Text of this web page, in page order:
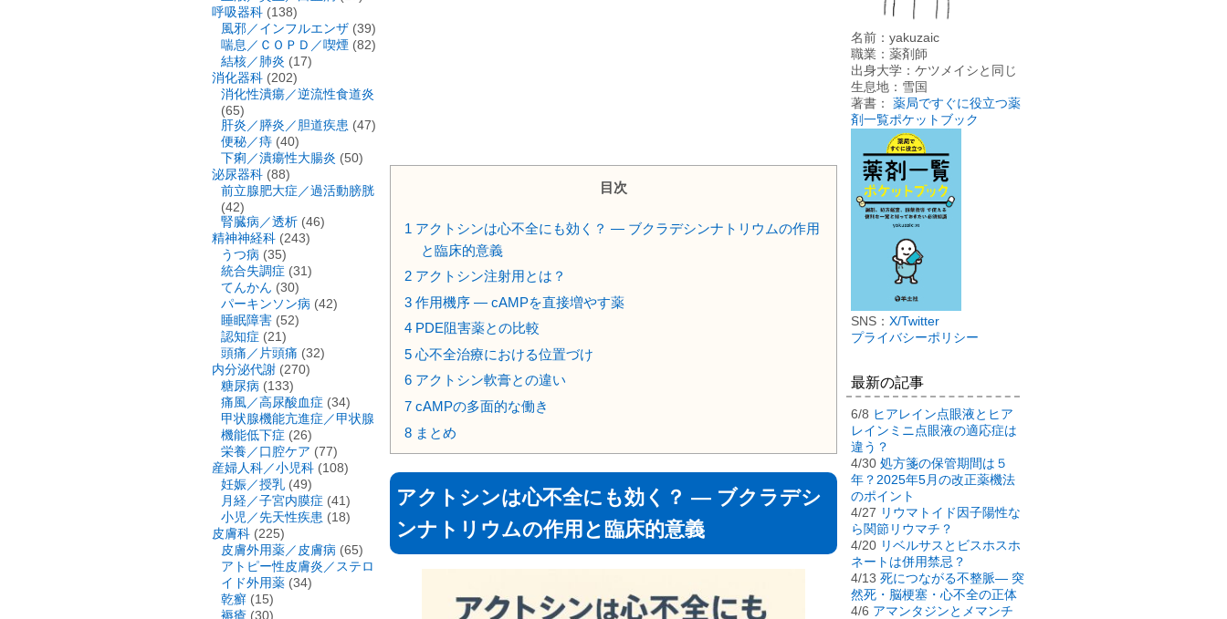
目次
1 アクトシンは心不全にも効く？ ― ブクラデシンナトリウムの作用
と臨床的意義
2 アクトシン注射用とは？
3 作用機序 ― cAMPを直接増やす薬
4 PDE阻害薬との比較
5 心不全治療における位置づけ
6 アクトシン軟膏との違い
7 cAMPの多面的な働き
8 まとめ
アクトシンは心不全にも効く？ ― ブクラデシ
ンナトリウムの作用と臨床的意義
呼吸器科 (138)
風邪／インフルエンザ (39)
喘息／ＣＯＰＤ／喫煙 (82)
結核／肺炎 (17)
消化器科 (202)
消化性潰瘍／逆流性食道炎
(65)
肝炎／膵炎／胆道疾患 (47)
便秘／痔 (40)
下痢／潰瘍性大腸炎 (50)
泌尿器科 (88)
前立腺肥大症／過活動膀胱
(42)
腎臓病／透析 (46)
精神神経科 (243)
うつ病 (35)
統合失調症 (31)
てんかん (30)
パーキンソン病 (42)
睡眠障害 (52)
認知症 (21)
頭痛／片頭痛 (32)
内分泌代謝 (270)
糖尿病 (133)
痛風／高尿酸血症 (34)
甲状腺機能亢進症／甲状腺
機能低下症 (26)
栄養／口腔ケア (77)
産婦人科／小児科 (108)
妊娠／授乳 (49)
月経／子宮内膜症 (41)
小児／先天性疾患 (18)
皮膚科 (225)
皮膚外用薬／皮膚病 (65)
アトピー性皮膚炎／ステロ
イド外用薬 (34)
乾癬 (15)
褥瘡 (30)
名前：yakuzaic
職業：薬剤師
出身大学：ケツメイシと同じ
生息地：雪国
著書： 薬局ですぐに役立つ薬
剤一覧ポケットブック
SNS： X/Twitter
プライバシーポリシー
最新の記事
6/8 ヒアレイン点眼液とヒア
レインミニ点眼液の適応症は
違う？
4/30 処方箋の保管期間は５
年？2025年5月の改正薬機法
のポイント
4/27 リウマトイド因子陽性な
ら関節リウマチ？
4/20 リベルサスとビスホスホ
ネートは併用禁忌？
4/13 死につながる不整脈― 突
然死・脳梗塞・心不全の正体
4/6 アマンタジンとメマンチ